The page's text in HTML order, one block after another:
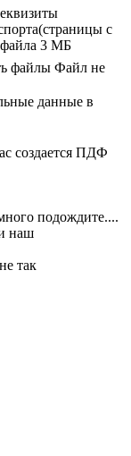
с
3 MБ
файлы Файл не
данные в
создается ПДФ
подождите....
наш
так